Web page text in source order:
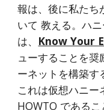
報は、後に私たち
いて 教える。ハ
は、 Know Your
ューすることを
ーネットを構築す
これは仮想ハニ
HOWTO である